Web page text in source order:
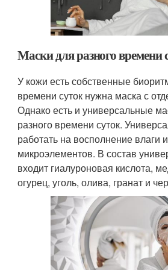
Маски для разного времени
У кожи есть собственные
времени суток нужна маска с
Однако есть и универсальные
разного времени суток.
работать на восполнение влаги
микроэлементов. В состав
входит гиалуроновая кислота,
огурец, уголь, олива, гранат и